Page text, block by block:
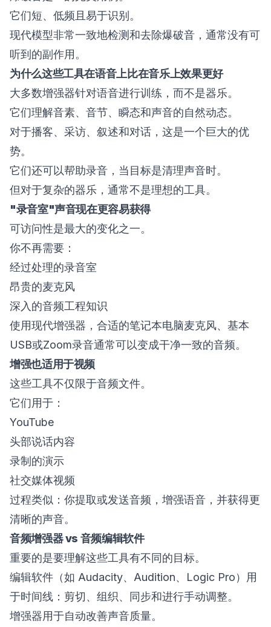
它们短、低频且易于识别。
现代模型非常一致地检测和去除爆破音，通常没有可
听到的副作用。
为什么这些工具在语音上比在音乐上效果更好
大多数增强器针对语音进行训练，而不是器乐。
它们理解音素、音节、瞬态和声音的自然动态。
对于播客、采访、叙述和对话，这是一个巨大的优
势。
它们还可以帮助录音，当目标是清理声音时。
但对于复杂的器乐，通常不是理想的工具。
"录音室"声音现在更容易获得
可访问性是最大的变化之一。
你不再需要：
经过处理的录音室
昂贵的麦克风
深入的音频工程知识
使用现代增强器，合适的笔记本电脑麦克风、基本
USB或Zoom录音通常可以变成干净一致的音频。
增强也适用于视频
这些工具不仅限于音频文件。
它们用于：
YouTube
头部说话内容
录制的演示
社交媒体视频
过程类似：你提取或发送音频，增强语音，并获得更
清晰的声音。
音频增强器 vs 音频编辑软件
重要的是要理解这些工具有不同的目标。
编辑软件（如 Audacity、Audition、Logic Pro）用
于时间线：剪切、组织、同步和进行手动调整。
增强器用于自动改善声音质量。